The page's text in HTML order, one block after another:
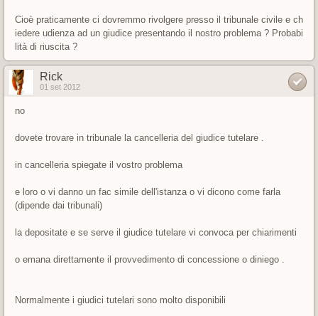
Cioè praticamente ci dovremmo rivolgere presso il tribunale civile e ch
iedere udienza ad un giudice presentando il nostro problema ? Probabi
lità di riuscita ?
Rick
01 set 2012
no
dovete trovare in tribunale la cancelleria del giudice tutelare .
in cancelleria spiegate il vostro problema
e loro o vi danno un fac simile dell'istanza o vi dicono come farla
(dipende dai tribunali)
la depositate e se serve il giudice tutelare vi convoca per chiarimenti
o emana direttamente il provvedimento di concessione o diniego .
Normalmente i giudici tutelari sono molto disponibili